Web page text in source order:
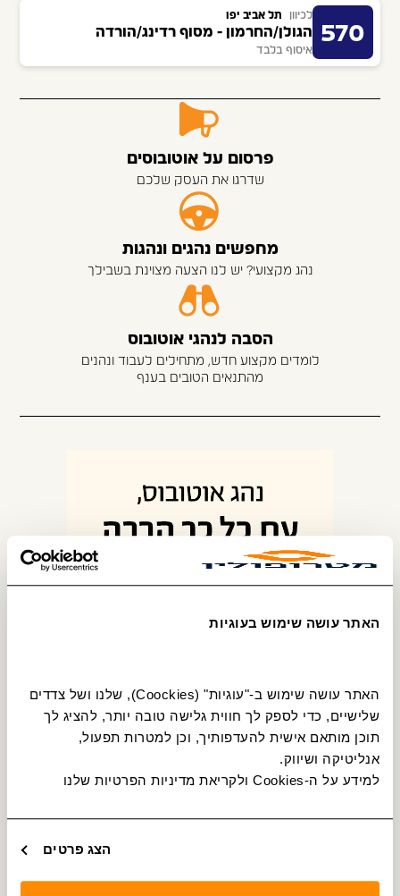
האתר עושה שימוש בעוגיות
אנליטיקה ושיווק.
למידע על ה-Cookies ולקריאת מדיניות הפרטיות שלנו
הצג פרטים
570
לכיוון תל אביב יפו
הגולן/החרמון - מסוף רדינג/הורדה
איסוף בלבד
פרסום על אוטובוסים
שדרגו את העסק שלכם
מחפשים נהגים ונהגות
נהג מקצועי? יש לנו הצעה מצוינת בשבילך
הסבה לנהגי אוטובוס
לומדים מקצוע חדש, מתחילים לעבוד ונהנים
מהתנאים הטובים בענף